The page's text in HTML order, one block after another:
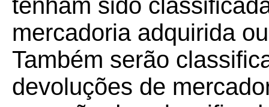
tenham sido
mercadoria adquirida
Também serão
devoluções de